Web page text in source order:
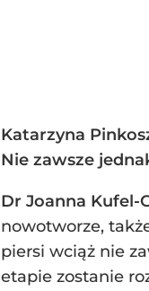
Katarzyna
Nie zawsze
Dr Joanna Kufel-
nowotworze,
piersi wciąż nie
etapie zostanie